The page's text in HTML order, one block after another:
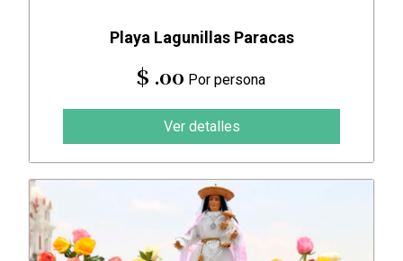
Playa Lagunillas Paracas
$ .00 Por persona
Ver detalles